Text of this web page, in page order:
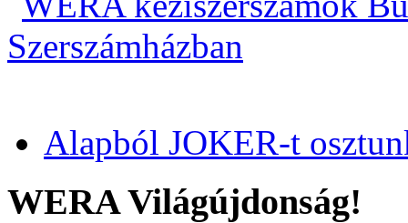
Alapból JOKER-t
WERA Világújdonság!